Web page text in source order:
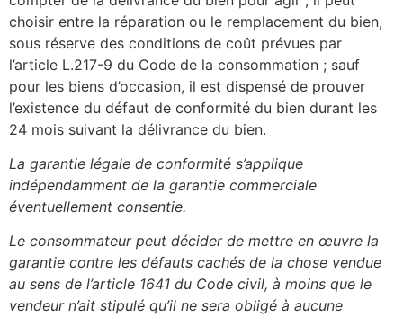
choisir entre la réparation ou le remplacement du bien,
sous réserve des conditions de coût prévues par
l’article L.217-9 du Code de la consommation ; sauf
pour les biens d’occasion, il est dispensé de prouver
l’existence du défaut de conformité du bien durant les
24 mois suivant la délivrance du bien.
La garantie légale de conformité s’applique
indépendamment de la garantie commerciale
éventuellement consentie.
Le consommateur peut décider de mettre en œuvre la
garantie contre les défauts cachés de la chose vendue
au sens de l’article 1641 du Code civil, à moins que le
vendeur n’ait stipulé qu’il ne sera obligé à aucune